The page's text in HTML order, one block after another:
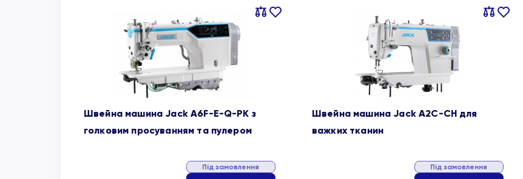
Порівняти
В
Швейна машина Jack A6F-E-Q-PK з
голковим просуванням та пулером
Під замовлення
Порівняти
В
Швейна машина Jack A2C-CH для
важких тканин
Під замовлення